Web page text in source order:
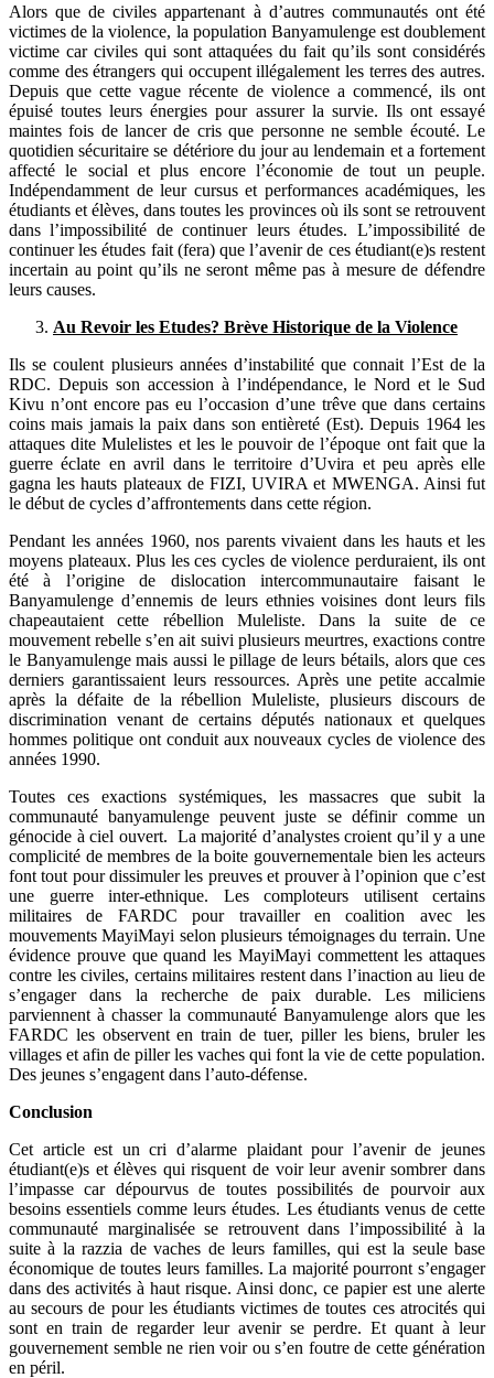
Alors que de civiles appartenant à d’autres communautés ont été
victimes de la violence, la population Banyamulenge est doublement
victime car civiles qui sont attaquées du fait qu’ils sont considérés
comme des étrangers qui occupent illégalement les terres des autres.
Depuis que cette vague récente de violence a commencé, ils ont
épuisé toutes leurs énergies pour assurer la survie. Ils ont essayé
maintes fois de lancer de cris que personne ne semble écouté. Le
quotidien sécuritaire se détériore du jour au lendemain et a fortement
affecté le social et plus encore l’économie de tout un peuple.
Indépendamment de leur cursus et performances académiques, les
étudiants et élèves, dans toutes les provinces où ils sont se retrouvent
dans l’impossibilité de continuer leurs études. L’impossibilité de
continuer les études fait (fera) que l’avenir de ces étudiant(e)s restent
incertain au point qu’ils ne seront même pas à mesure de défendre
leurs causes.
Au Revoir les Etudes? Brève Historique de la Violence
Ils se coulent plusieurs années d’instabilité que connait l’Est de la
RDC. Depuis son accession à l’indépendance, le Nord et le Sud
Kivu n’ont encore pas eu l’occasion d’une trêve que dans certains
coins mais jamais la paix dans son entièreté (Est). Depuis 1964 les
attaques dite Mulelistes et les le pouvoir de l’époque ont fait que la
guerre éclate en avril dans le territoire d’Uvira et peu après elle
gagna les hauts plateaux de FIZI, UVIRA et MWENGA. Ainsi fut
le début de cycles d’affrontements dans cette région.
Pendant les années 1960, nos parents vivaient dans les hauts et les
moyens plateaux. Plus les ces cycles de violence perduraient, ils ont
été à l’origine de dislocation intercommunautaire faisant le
Banyamulenge d’ennemis de leurs ethnies voisines dont leurs fils
chapeautaient cette rébellion Muleliste. Dans la suite de ce
mouvement rebelle s’en ait suivi plusieurs meurtres, exactions contre
le Banyamulenge mais aussi le pillage de leurs bétails, alors que ces
derniers garantissaient leurs ressources. Après une petite accalmie
après la défaite de la rébellion Muleliste, plusieurs discours de
discrimination venant de certains députés nationaux et quelques
hommes politique ont conduit aux nouveaux cycles de violence des
années 1990.
Toutes ces exactions systémiques, les massacres que subit la
communauté banyamulenge peuvent juste se définir comme un
génocide à ciel ouvert. La majorité d’analystes croient qu’il y a une
complicité de membres de la boite gouvernementale bien les acteurs
font tout pour dissimuler les preuves et prouver à l’opinion que c’est
une guerre inter-ethnique. Les comploteurs utilisent certains
militaires de FARDC pour travailler en coalition avec les
mouvements MayiMayi selon plusieurs témoignages du terrain. Une
évidence prouve que quand les MayiMayi commettent les attaques
contre les civiles, certains militaires restent dans l’inaction au lieu de
s’engager dans la recherche de paix durable. Les miliciens
parviennent à chasser la communauté Banyamulenge alors que les
FARDC les observent en train de tuer, piller les biens, bruler les
villages et afin de piller les vaches qui font la vie de cette population.
Des jeunes s’engagent dans l’auto-défense.
Conclusion
Cet article est un cri d’alarme plaidant pour l’avenir de jeunes
étudiant(e)s et élèves qui risquent de voir leur avenir sombrer dans
l’impasse car dépourvus de toutes possibilités de pourvoir aux
besoins essentiels comme leurs études. Les étudiants venus de cette
communauté marginalisée se retrouvent dans l’impossibilité à la
suite à la razzia de vaches de leurs familles, qui est la seule base
économique de toutes leurs familles. La majorité pourront s’engager
dans des activités à haut risque. Ainsi donc, ce papier est une alerte
au secours de pour les étudiants victimes de toutes ces atrocités qui
sont en train de regarder leur avenir se perdre. Et quant à leur
gouvernement semble ne rien voir ou s’en foutre de cette génération
en péril.